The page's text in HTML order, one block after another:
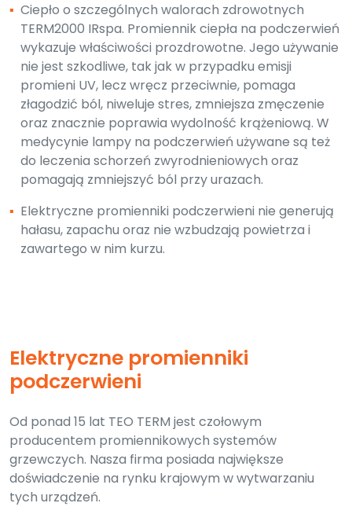
▪ Ciepło o szczególnych walorach zdrowotnych
TERM2000 IRspa. Promiennik ciepła na podczerwień
wykazuje właściwości prozdrowotne. Jego używanie
nie jest szkodliwe, tak jak w przypadku emisji
promieni UV, lecz wręcz przeciwnie, pomaga
złagodzić ból, niweluje stres, zmniejsza zmęczenie
oraz znacznie poprawia wydolność krążeniową. W
medycynie lampy na podczerwień używane są też
do leczenia schorzeń zwyrodnieniowych oraz
pomagają zmniejszyć ból przy urazach.
▪ Elektryczne promienniki podczerwieni nie generują
hałasu, zapachu oraz nie wzbudzają powietrza i
zawartego w nim kurzu.
Elektryczne promienniki
podczerwieni
Od ponad 15 lat TEO TERM jest czołowym
producentem promiennikowych systemów
grzewczych. Nasza firma posiada największe
doświadczenie na rynku krajowym w wytwarzaniu
tych urządzeń.